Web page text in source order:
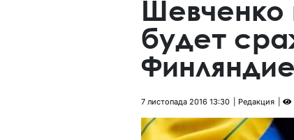
Шевченко
будет
7 листопада 2016 13:30 Редакция